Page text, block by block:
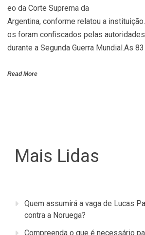
eo da Corte Suprema da
Argentina, conforme relatou a
os foram confiscados pelas
durante a Segunda Guerra Mundial.As
Read More
Mais Lidas
Quem assumirá a vaga de Lucas
contra a Noruega?
Compreenda o que é necessário